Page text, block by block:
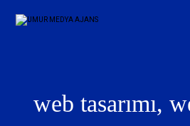
web tasarımı,